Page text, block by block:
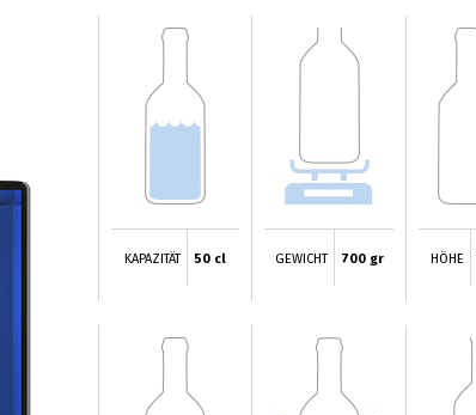
KAPAZITÄT 50 cl GEWICHT 700 gr HÖHE